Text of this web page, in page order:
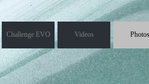
Challenge EVO Videos Photos